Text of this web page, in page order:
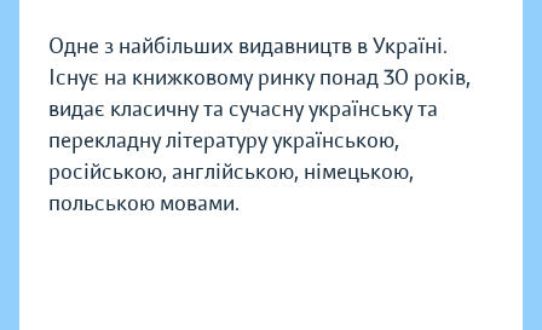
Одне з найбільших видавництв в Україні.
Існує на книжковому ринку понад 30 років,
видає класичну та сучасну українську та
перекладну літературу українською,
російською, англійською, німецькою,
польською мовами.